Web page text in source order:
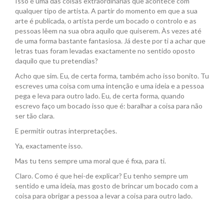
qualquer tipo de artista. A partir do momento em que a sua
arte é publicada, o artista perde um bocado o controlo e as
pessoas lêem na sua obra aquilo que quiserem. Às vezes até
de uma forma bastante fantasiosa. Já deste por ti a achar que
letras tuas foram levadas exactamente no sentido oposto
daquilo que tu pretendias?
Acho que sim. Eu, de certa forma, também acho isso bonito. Tu
escreves uma coisa com uma intenção e uma ideia e a pessoa
pega e leva para outro lado. Eu, de certa forma, quando
escrevo faço um bocado isso que é: baralhar a coisa para não
ser tão clara.
E permitir outras interpretações.
Ya, exactamente isso.
Mas tu tens sempre uma moral que é fixa, para ti.
Claro. Como é que hei-de explicar? Eu tenho sempre um
sentido e uma ideia, mas gosto de brincar um bocado com a
coisa para obrigar a pessoa a levar a coisa para outro lado.